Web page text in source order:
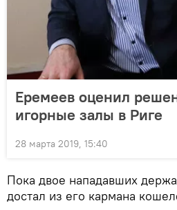
Еремеев оценил
игорные залы в Риге
28 марта 2019, 15:40
Пока двое нападавших
достал из его кармана